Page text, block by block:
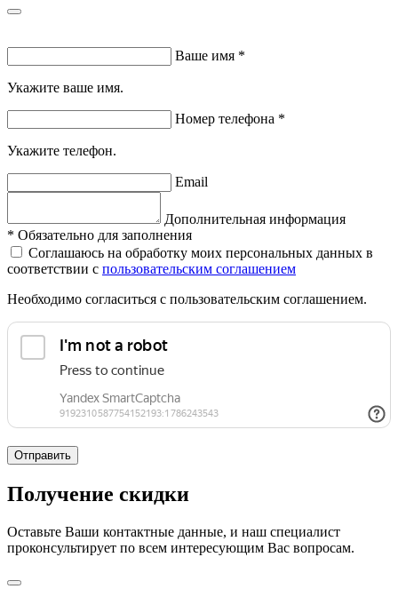
Ваше имя *
Укажите ваше имя.
Номер телефона *
Укажите телефон.
Email
Дополнительная информация
* Обязательно для заполнения
Соглашаюсь на обработку моих персональных данных в
соответствии с пользовательским соглашением
Необходимо согласиться с пользовательским соглашением.
Отправить
Получение скидки
Оставьте Ваши контактные данные, и наш специалист
проконсультирует по всем интересующим Вас вопросам.